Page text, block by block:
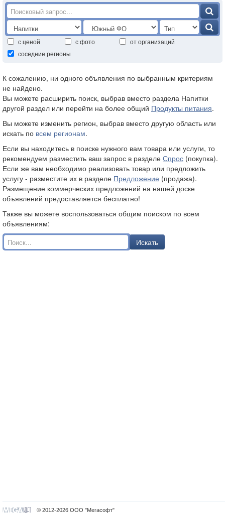
с ценой с фото
от организаций
соседние регионы
К сожалению, ни одного объявления по выбранным критериям
не найдено.
Вы можете расширить поиск, выбрав вместо раздела Напитки
другой раздел или перейти на более общий Продукты питания.
Вы можете изменить регион, выбрав вместо другую область или
искать по всем регионам.
Если вы находитесь в поиске нужного вам товара или услуги, то
рекомендуем разместить ваш запрос в разделе Спрос (покупка).
Если же вам необходимо реализовать товар или предложить
услугу - разместите их в разделе Предложение (продажа).
Размещение коммерческих предложений на нашей доске
объявлений предоставляется бесплатно!
Также вы можете воспользоваться общим поиском по всем
объявлениям:
Искать
© 2012-2026 ООО "Мегасофт"